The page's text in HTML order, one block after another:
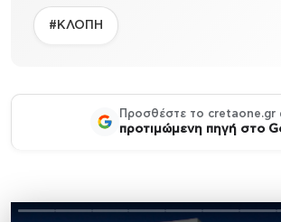
#ΚΛΟΠΗ
Προσθέστε το cretaone.gr
προτιμώμενη πηγή στο